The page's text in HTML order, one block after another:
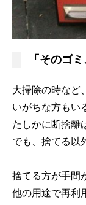
「そのゴ
大掃除の時など
いがちな方もい
たしかに断捨離
でも、捨てる以
捨てる方が手間
他の用途で再利